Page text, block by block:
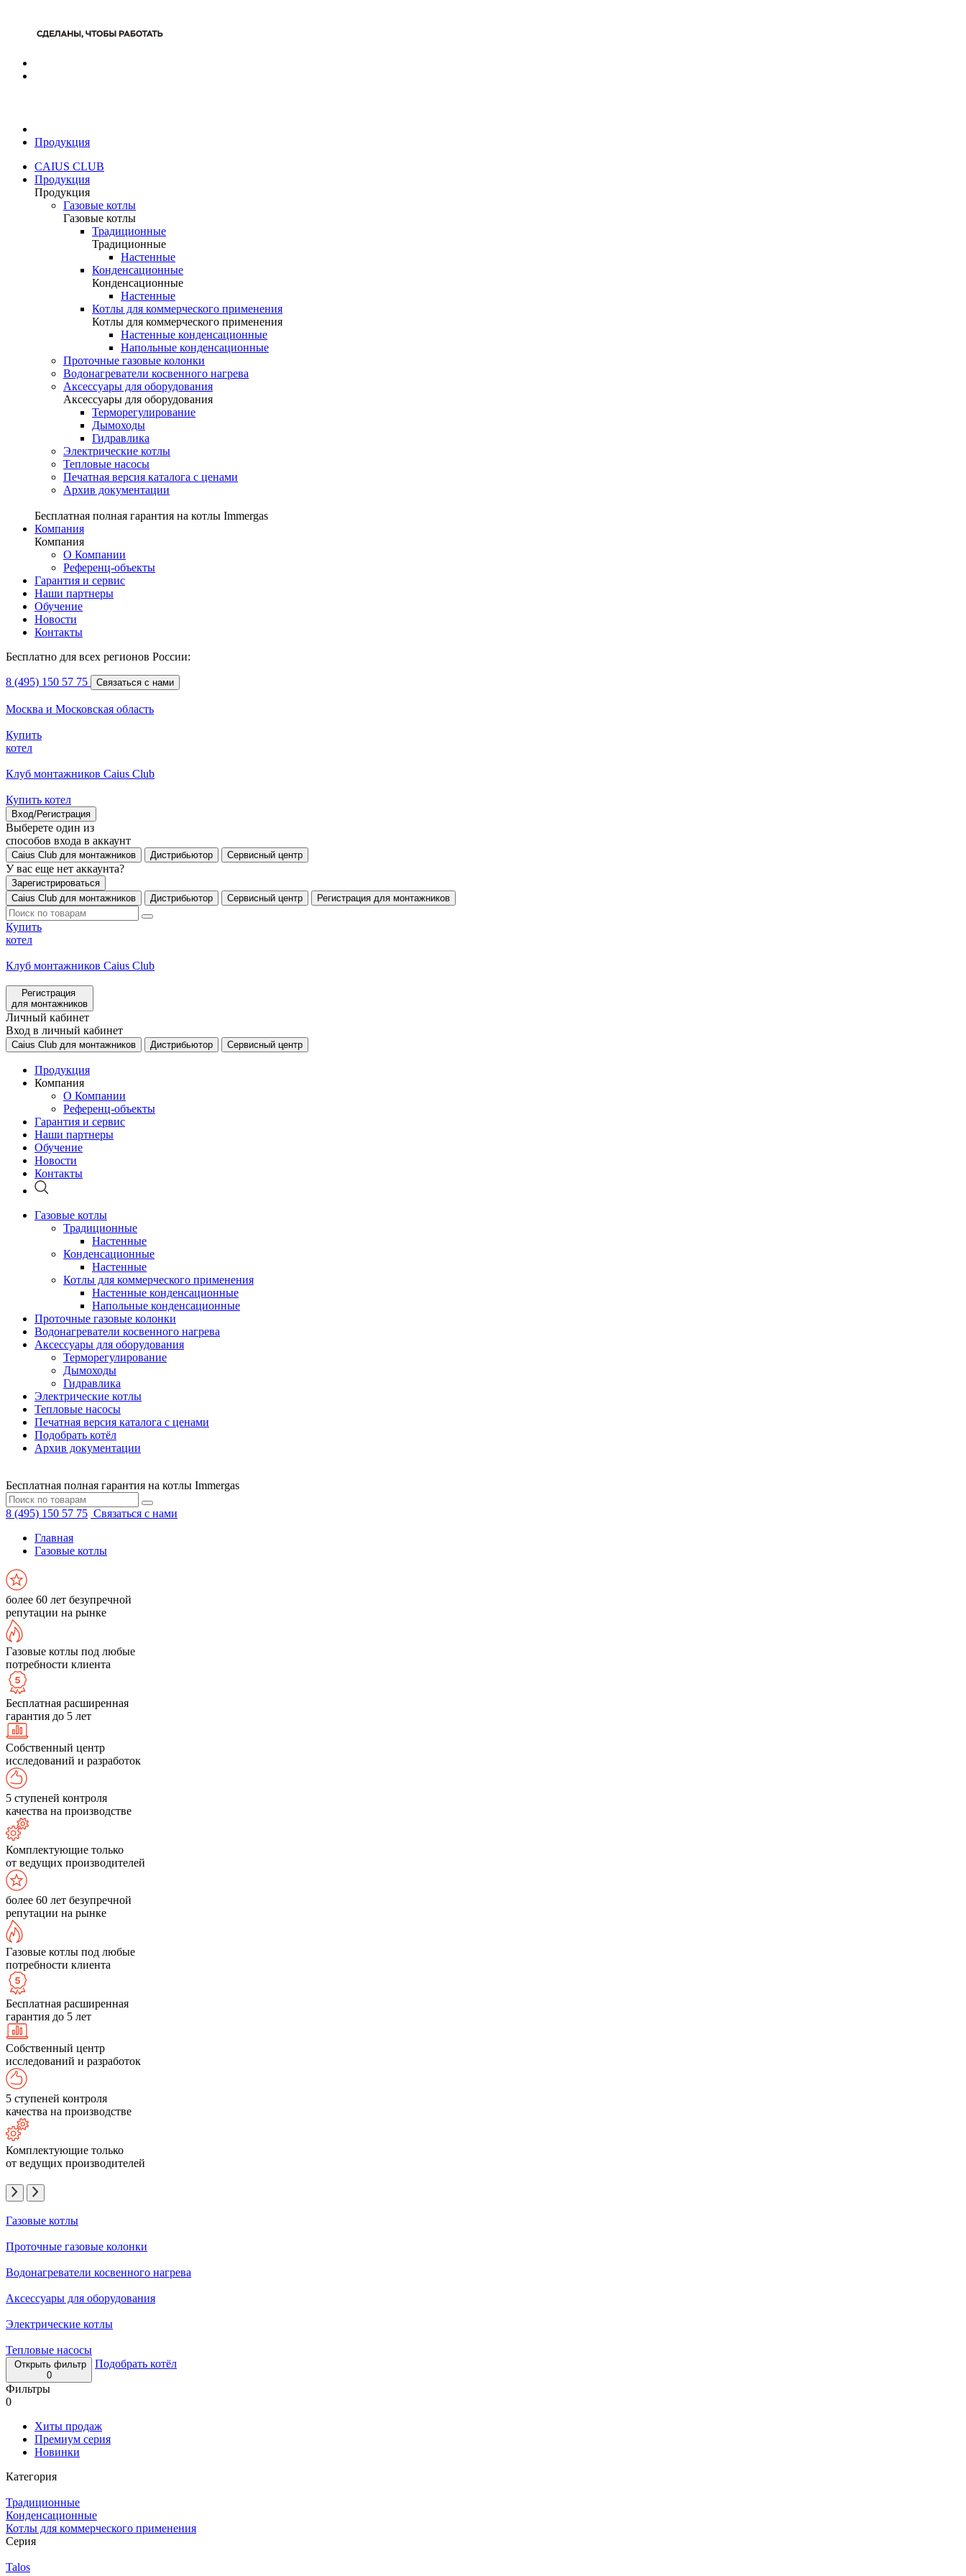
Продукция
CAIUS CLUB
Продукция
Продукция
Газовые котлы
Газовые котлы
Традиционные
Традиционные
Настенные
Конденсационные
Конденсационные
Настенные
Котлы для коммерческого применения
Котлы для коммерческого применения
Настенные конденсационные
Напольные конденсационные
Проточные газовые колонки
Водонагреватели косвенного нагрева
Аксессуары для оборудования
Аксессуары для оборудования
Терморегулирование
Дымоходы
Гидравлика
Электрические котлы
Тепловые насосы
Печатная версия каталога с ценами
Архив документации
Бесплатная полная гарантия на котлы Immergas
Компания
Компания
О Компании
Референц-объекты
Гарантия и сервис
Наши партнеры
Обучение
Новости
Контакты
Бесплатно для всех регионов России:
8 (495) 150 57 75 Связаться с нами
Москва и Московская область
Купить
котел
Клуб монтажников Caius Club
Купить котел
Вход/Регистрация
Выберете один из
способов входа в аккаунт
Caius Club для монтажников Дистрибьютор Сервисный центр
У вас еще нет аккаунта?
Зарегистрироваться
Caius Club для монтажников
Дистрибьютор Сервисный центр Регистрация для монтажников
Купить
котел
Клуб монтажников Caius Club
Регистрация
для монтажников
Личный кабинет
Вход в личный кабинет
Caius Club для монтажников Дистрибьютор Сервисный центр
Продукция
Компания
О Компании
Референц-объекты
Гарантия и сервис
Наши партнеры
Обучение
Новости
Контакты
Газовые котлы
Традиционные
Настенные
Конденсационные
Настенные
Котлы для коммерческого применения
Настенные конденсационные
Напольные конденсационные
Проточные газовые колонки
Водонагреватели косвенного нагрева
Аксессуары для оборудования
Терморегулирование
Дымоходы
Гидравлика
Электрические котлы
Тепловые насосы
Печатная версия каталога с ценами
Подобрать котёл
Архив документации
Бесплатная полная гарантия на котлы Immergas
8 (495) 150 57 75 Связаться с нами
Главная
Газовые котлы
более 60 лет безупречной
репутации на рынке
Газовые котлы под любые
потребности клиента
Бесплатная расширенная
гарантия до 5 лет
Собственный центр
исследований и разработок
5 ступеней контроля
качества на производстве
Комплектующие только
от ведущих производителей
более 60 лет безупречной
репутации на рынке
Газовые котлы под любые
потребности клиента
Бесплатная расширенная
гарантия до 5 лет
Собственный центр
исследований и разработок
5 ступеней контроля
качества на производстве
Комплектующие только
от ведущих производителей
Газовые котлы
Проточные газовые колонки
Водонагреватели косвенного нагрева
Аксессуары для оборудования
Электрические котлы
Тепловые насосы
Открыть фильтр
0
Подобрать котёл
Фильтры
0
Хиты продаж
Премиум серия
Новинки
Категория
Традиционные
Конденсационные
Котлы для коммерческого применения
Серия
Talos